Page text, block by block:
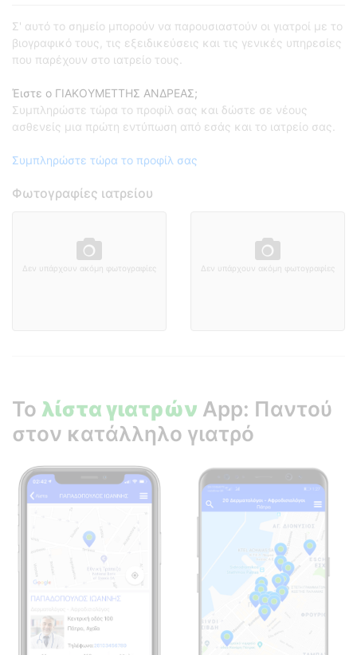
Σ' αυτό το σημείο μπορούν να παρουσιαστούν οι γιατροί με το
βιογραφικό τους, τις εξειδικεύσεις και τις γενικές υπηρεσίες
που παρέχουν στο ιατρείο τους.
Έιστε ο ΓΙΑΚΟΥΜΕΤΤΗΣ ΑΝΔΡΕΑΣ;
Συμπληρώστε τώρα το προφίλ σας και δώστε σε νέους
ασθενείς μια πρώτη εντύπωση από εσάς και το ιατρείο σας.
Συμπληρώστε τώρα το προφίλ σας
Φωτογραφίες ιατρείου
Δεν υπάρχουν ακόμη φωτογραφίες Δεν υπάρχουν ακόμη φωτογραφίες
Το λίστα γιατρών App: Παντού
στον κατάλληλο γιατρό